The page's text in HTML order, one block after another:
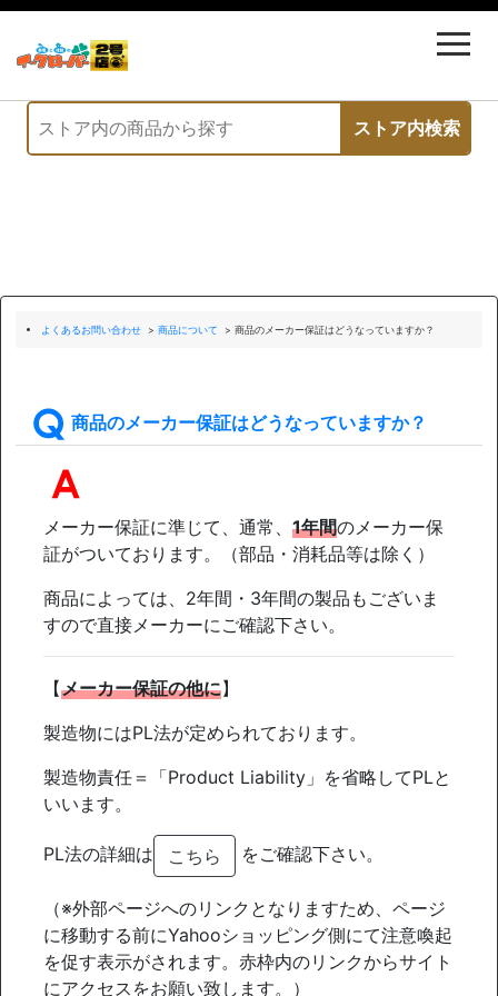
よくあるお問い合わせ > 商品について > 商品のメーカー保証はどうなっていますか？
商品のメーカー保証はどうなっていますか？
メーカー保証に準じて、通常、 1年間のメーカー保
証がついております。（部品・消耗品等は除く）
商品によっては、2年間・3年間の製品もございま
すので直接メーカーにご確認下さい。
【メーカー保証の他に】
製造物にはPL法が定められております。
製造物責任＝「Product Liability」を省略してPLと
いいます。
PL法の詳細は こちら をご確認下さい。
（※外部ページへのリンクとなりますため、ページ
に移動する前にYahooショッピング側にて注意喚起
を促す表示がされます。赤枠内のリンクからサイト
にアクセスをお願い致します。）